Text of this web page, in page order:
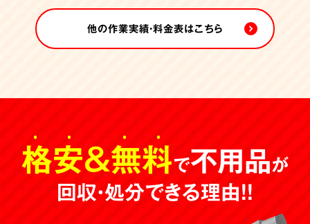
他の作業実績・料金表はこちら
格安＆無料で不用品が
回収・処分できる理由！！